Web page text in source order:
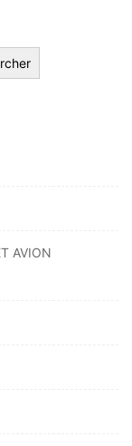
AVION